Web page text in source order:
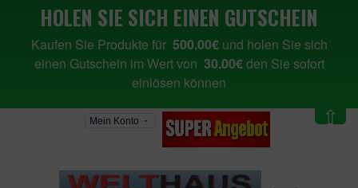
HOLEN SIE SICH EINEN GUTSCHEIN
Kaufen Sie Produkte für 500.00€und holen Sie sich
einen Gutschein im Wert von 30.00€den Sie sofort
einlösen können
⇧
Mein Konto